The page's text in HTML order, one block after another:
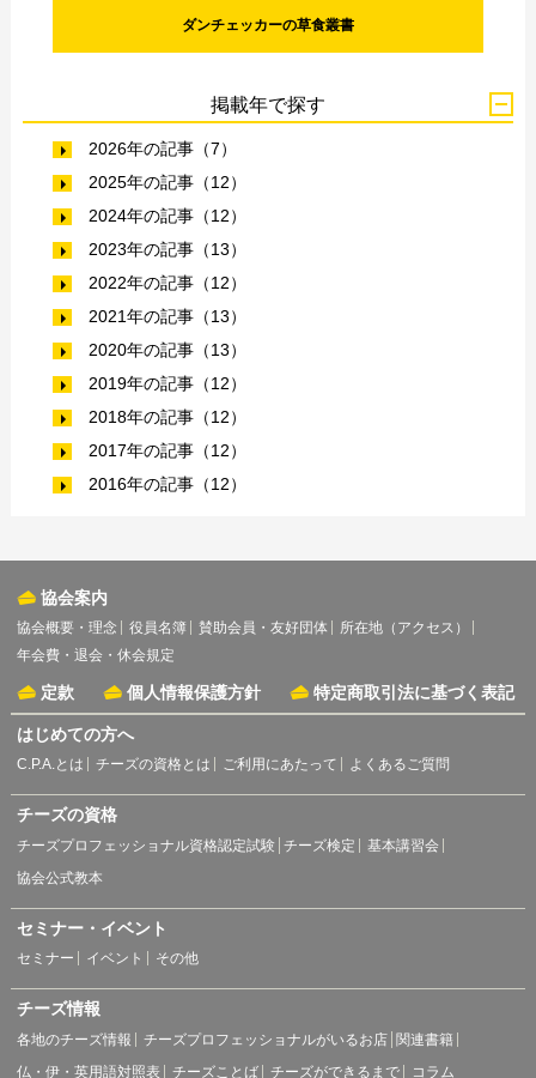
ダンチェッカーの草食叢書
掲載年で探す
2026年の記事（7）
2025年の記事（12）
2024年の記事（12）
2023年の記事（13）
2022年の記事（12）
2021年の記事（13）
2020年の記事（13）
2019年の記事（12）
2018年の記事（12）
2017年の記事（12）
2016年の記事（12）
協会案内
協会概要・理念 役員名簿 賛助会員・友好団体
所在地（アクセス）
年会費・退会・休会規定
定款 個人情報保護方針 特定商取引法に基づく表記
はじめての方へ
C.P.A.とは チーズの資格とは ご利用にあたって よくあるご質問
チーズの資格
チーズプロフェッショナル資格認定試験 チーズ検定
基本講習会
協会公式教本
セミナー・イベント
セミナー イベント その他
チーズ情報
各地のチーズ情報 チーズプロフェッショナルがいるお店 関連書籍
仏・伊・英用語対照表
チーズことば チーズができるまで コラム